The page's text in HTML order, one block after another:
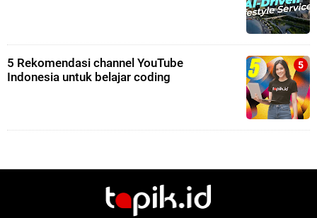
5 Rekomendasi channel YouTube
Indonesia untuk belajar coding